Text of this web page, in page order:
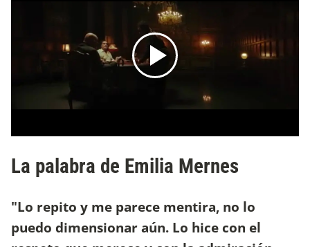
La palabra de Emilia Mernes
"Lo repito y me parece mentira, no lo
puedo dimensionar aún. Lo hice con el